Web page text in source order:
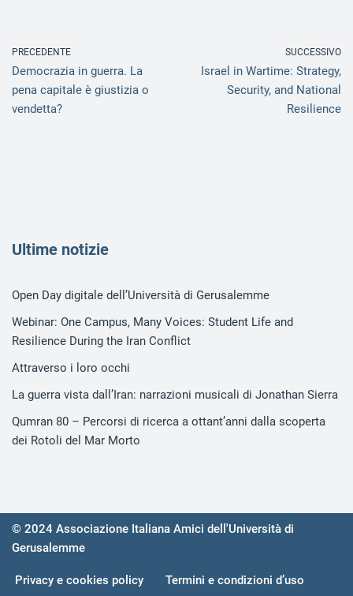
PRECEDENTE
Democrazia in guerra. La
pena capitale è giustizia o
vendetta?
SUCCESSIVO
Israel in Wartime: Strategy,
Security, and National
Resilience
Ultime notizie
Open Day digitale dell’Università di Gerusalemme
Webinar: One Campus, Many Voices: Student Life and
Resilience During the Iran Conflict
Attraverso i loro occhi
La guerra vista dall’Iran: narrazioni musicali di Jonathan Sierra
Qumran 80 – Percorsi di ricerca a ottant’anni dalla scoperta
dei Rotoli del Mar Morto
© 2024 Associazione Italiana Amici dell'Università di
Gerusalemme
Privacy e cookies policy Termini e condizioni d’uso